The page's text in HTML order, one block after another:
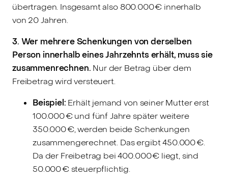
übertragen. Insgesamt also 800.000 € innerhalb
von 20 Jahren.
3. Wer mehrere Schenkungen von derselben
Person innerhalb eines Jahrzehnts erhält, muss sie
zusammenrechnen. Nur der Betrag über dem
Freibetrag wird versteuert.
Beispiel: Erhält jemand von seiner Mutter erst
100.000 € und fünf Jahre später weitere
350.000 €, werden beide Schenkungen
zusammengerechnet. Das ergibt 450.000 €.
Da der Freibetrag bei 400.000 € liegt, sind
50.000 € steuerpflichtig.